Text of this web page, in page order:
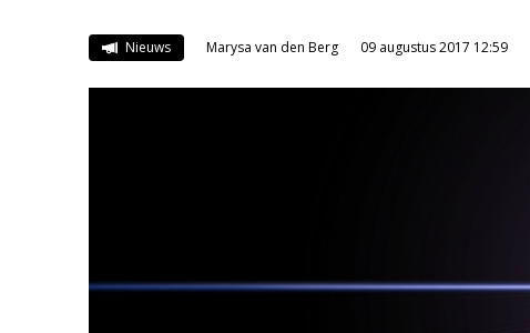
Nieuws Marysa van den Berg 09 augustus 2017 12:59